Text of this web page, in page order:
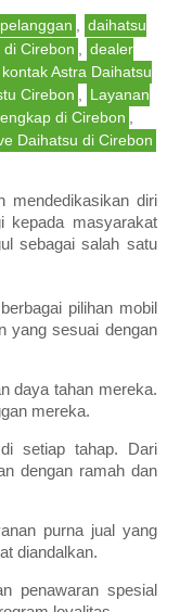
, daihatsu
di Cirebon , dealer
kontak Astra Daihatsu
Cirebon ,
Layanan
di Cirebon ,
Daihatsu di Cirebon
mendedikasikan diri
kepada masyarakat
sebagai salah satu
pilihan mobil
yang sesuai dengan
daya tahan mereka.
mereka.
setiap tahap. Dari
dengan ramah dan
purna jual yang
diandalkan.
penawaran spesial